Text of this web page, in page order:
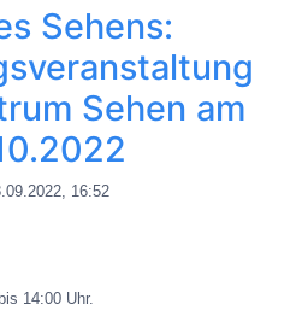
Sehens:
Sehen am
16:52
14:00 Uhr.